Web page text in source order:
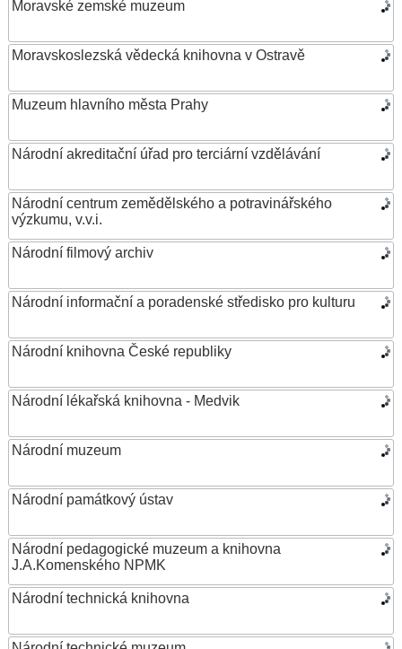
Moravské zemské muzeum
Moravskoslezská vědecká knihovna v Ostravě
Muzeum hlavního města Prahy
Národní akreditační úřad pro terciární vzdělávání
Národní centrum zemědělského a potravinářského
výzkumu, v.v.i.
Národní filmový archiv
Národní informační a poradenské středisko pro kulturu
Národní knihovna České republiky
Národní lékařská knihovna - Medvik
Národní muzeum
Národní památkový ústav
Národní pedagogické muzeum a knihovna
J.A.Komenského NPMK
Národní technická knihovna